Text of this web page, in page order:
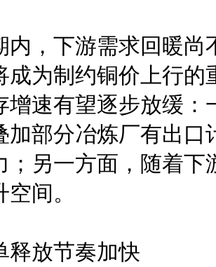
下游需求回暖尚
成为制约铜价上行的
增速有望逐步放缓：
加部分冶炼厂有出口
；另一方面，随着下
间。
放节奏加快